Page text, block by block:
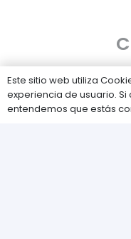
Este sitio web utiliza
experiencia de usuario.
entendemos que estás